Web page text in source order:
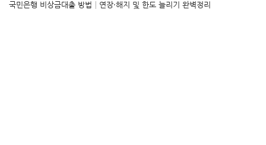
국민은행 비상금대출 방법│연장·해지 및 한도 늘리기 완벽정리